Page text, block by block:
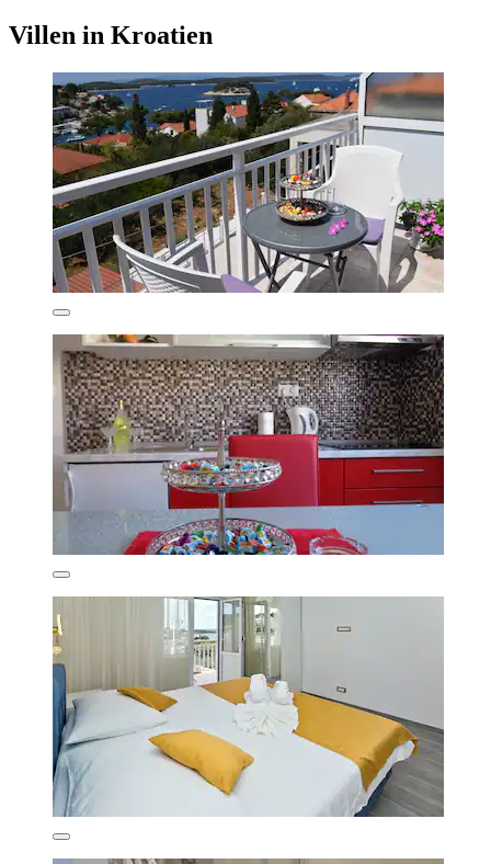
Villen in Kroatien